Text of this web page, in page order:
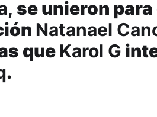
se unieron para
Natanael
queKarol G
.